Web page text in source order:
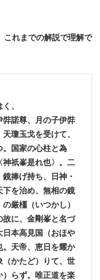
これまでの解説で理解で
、
弉諾尊、月の子伊弉
瓊玉戈を受けて、
。国家の心柱と為
神祇峯是れ也〉。二
捧げ持ち、日神・
下を治め、無相の鏡
厳橿（いつかし）
に、金剛峯と名づ
日本高見国（おほや
。天帝、恵日を耀か
（かたど）りて、世
らず。唯正道を楽